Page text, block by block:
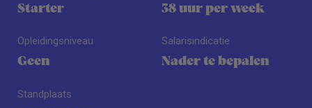
Starter
Opleidingsniveau
Geen
Standplaats
38 uur per week
Salarisindicatie
Nader te bepalen